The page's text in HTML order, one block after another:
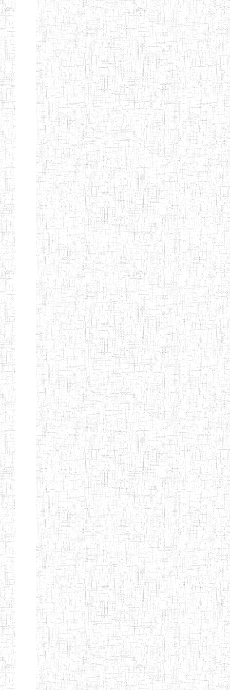
Afficher Page 2 sur 13 Total: 307
Début Préc. 1 2 3 4 5
6
Suivant
Fin
FIERTE
ENIEG TAGA 02/09/2014 ENIEG Privé
ENIET
SIANTOU
04/02/2014 ENIET Privé
ENIEG PRIVEE
GOLDEN
28/08/2009 ENIEG Privé
ENIEG
BILINGUE LE
GRAND
28/12/2007 ENIEG Privé
ENIEG
BILINGUE
VIVA
EDUCATION
15/04/2014 ENIEG Privé
ENIEG PRIVEE
MERE
THERESA
20/08/2015 ENIEG Privé
ENIEG COSBIE 28/08/2009 ENIEG Privé
ENIEG STAR 28/12/2007 ENIEG Privé
ENIEG MEVEC 02/07/2012 ENIEG Privé
Etablissements
d'enseignement
secondaire
technique
et
professionnel
ESTP